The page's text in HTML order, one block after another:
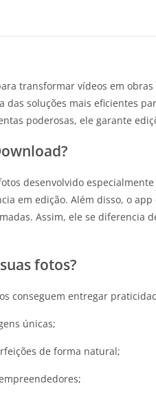
transformar vídeos em
das soluções mais eficientes
poderosas, ele garante
desenvolvido
em edição. Além disso, o
Assim, ele se
fotos?
conseguem entregar
únicas;
de forma natural;